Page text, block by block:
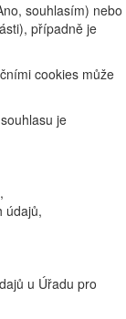
souhlasím) nebo
případně je
cookies může
je
údajů,
u Úřadu pro